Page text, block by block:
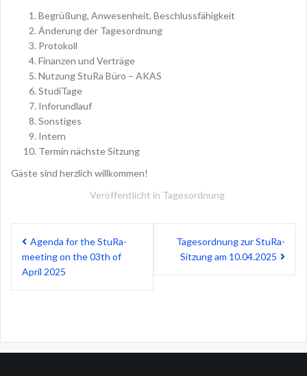
Begrüßung, Anwesenheit, Beschlussfähigkeit
Änderung der Tagesordnung
Protokoll
Finanzen und Verträge
Nutzung StuRa Büro – AKAS
StudiTage
Inforundlauf
Sonstiges
Intern
Termin nächste Sitzung
Gäste sind herzlich willkommen!
Veröffentlicht in Tagesordnung
Beitragsnavigation
Agenda for the StuRa-
meeting on the 03th of
April 2025
Tagesordnung zur StuRa-
Sitzung am 10.04.2025